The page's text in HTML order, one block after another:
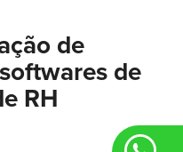
de
de
RH